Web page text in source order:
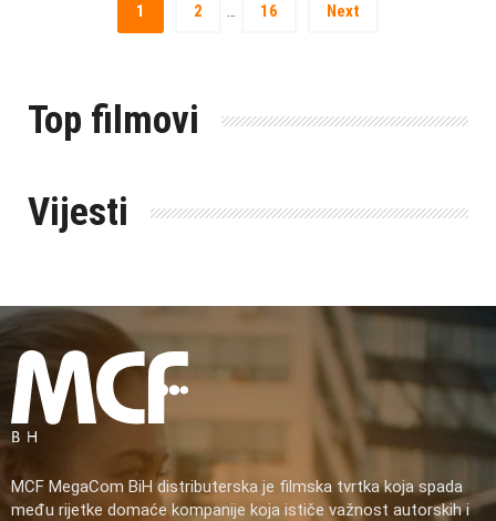
1 2 16 Next
Top filmovi
Vijesti
MCF MegaCom BiH distributerska je filmska tvrtka koja spada
među rijetke domaće kompanije koja ističe važnost autorskih i